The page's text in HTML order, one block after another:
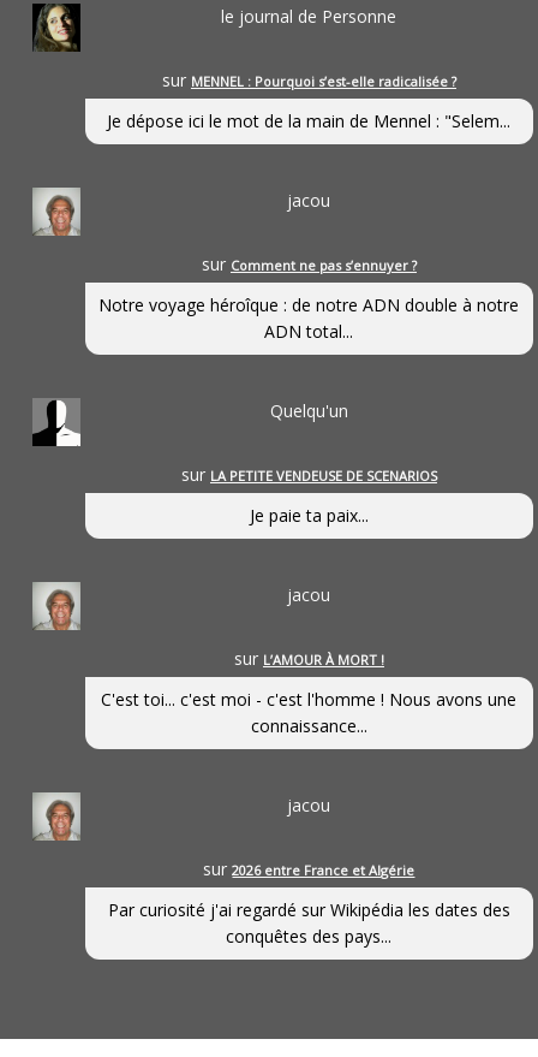
le journal de Personne
sur MENNEL : Pourquoi s’est-elle radicalisée ?
Je dépose ici le mot de la main de Mennel : "Selem...
jacou
sur Comment ne pas s’ennuyer ?
Notre voyage héroîque : de notre ADN double à notre
ADN total...
Quelqu'un
sur LA PETITE VENDEUSE DE SCENARIOS
Je paie ta paix...
jacou
sur L’AMOUR À MORT !
C'est toi... c'est moi - c'est l'homme ! Nous avons une
connaissance...
jacou
sur2026 entre France et Algérie
Par curiosité j'ai regardé sur Wikipédia les dates des
conquêtes des pays...